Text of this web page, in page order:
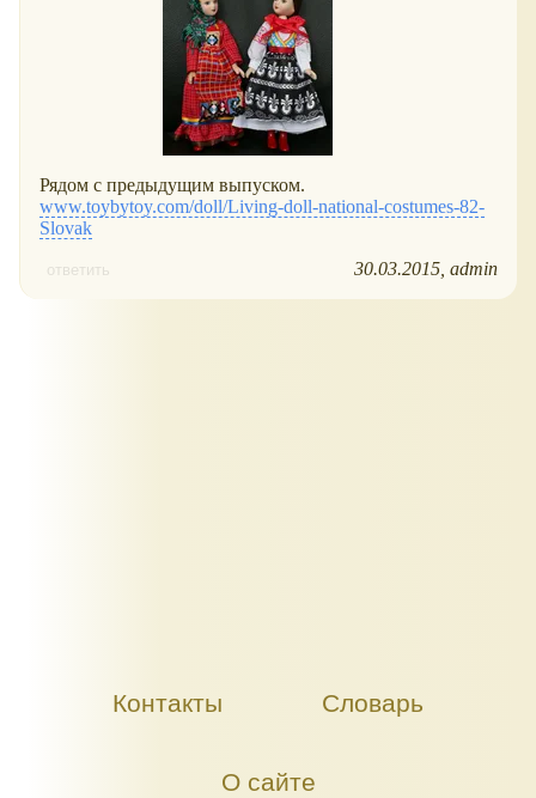
Рядом с предыдущим выпуском.
www.toybytoy.com/doll/Living-doll-national-costumes-82-
Slovak
ответить 30.03.2015 admin
Контакты Словарь
О сайте